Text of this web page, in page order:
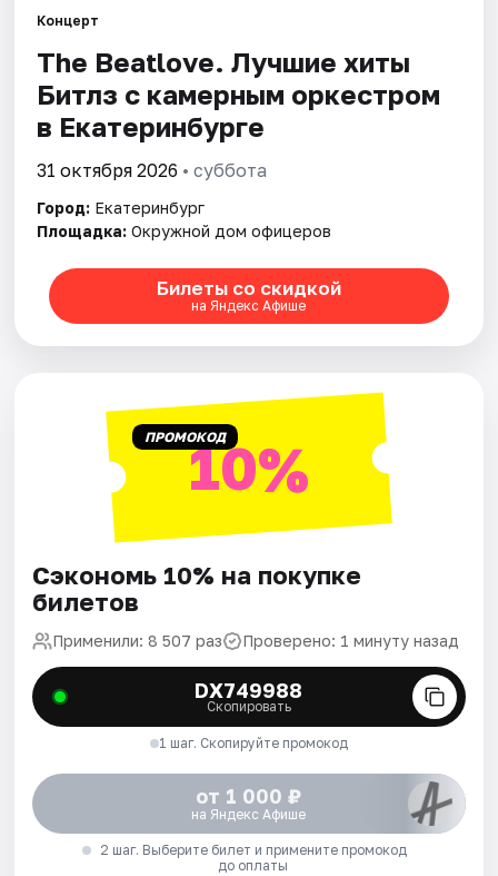
Города
Площадки
Артисты
Рейтинги
Концерт
The Beatlove. Лучшие хиты
Битлз с камерным оркестром
в Екатеринбурге
31 октября 2026 • суббота
Город: Екатеринбург
Площадка: Окружной дом офицеров
Билеты со скидкой
на Яндекс Афише
ПРОМОКОД10%
Сэкономь 10% на покупке
билетов
Применили: 8 507 раз Проверено: 1 минуту назад
DX749988
Скопировать
1 шаг. Скопируйте промокод
от 1 000 ₽
на Яндекс Афише
2 шаг. Выберите билет и примените промокод
до оплаты